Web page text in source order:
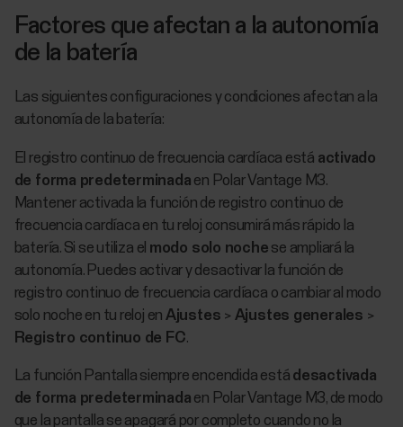
Factores que afectan a la autonomía
de la batería
Las siguientes configuraciones y condiciones afectan a la
autonomía de la batería:
El registro continuo de frecuencia cardíaca está activado
de forma predeterminada en Polar Vantage M3.
Mantener activada la función de registro continuo de
frecuencia cardíaca en tu reloj consumirá más rápido la
batería. Si se utiliza el modo solo noche se ampliará la
autonomía. Puedes activar y desactivar la función de
registro continuo de frecuencia cardíaca o cambiar al modo
solo noche en tu reloj en Ajustes >Ajustes generales >
Registro continuo de FC.
La función Pantalla siempre encendida está desactivada
de forma predeterminada en Polar Vantage M3, de modo
que la pantalla se apagará por completo cuando no la